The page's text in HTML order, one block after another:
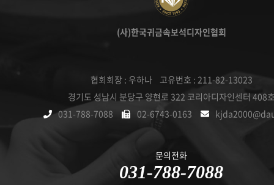
(사)한국귀금속보석디자인협회
협회회장 : 우하나 고유번호 : 211-82-13023
경기도 성남시 분당구 양현로 322 코리아디자인센터 408
031-788-7088
02-6743-0163
문의전화
031-788-7088